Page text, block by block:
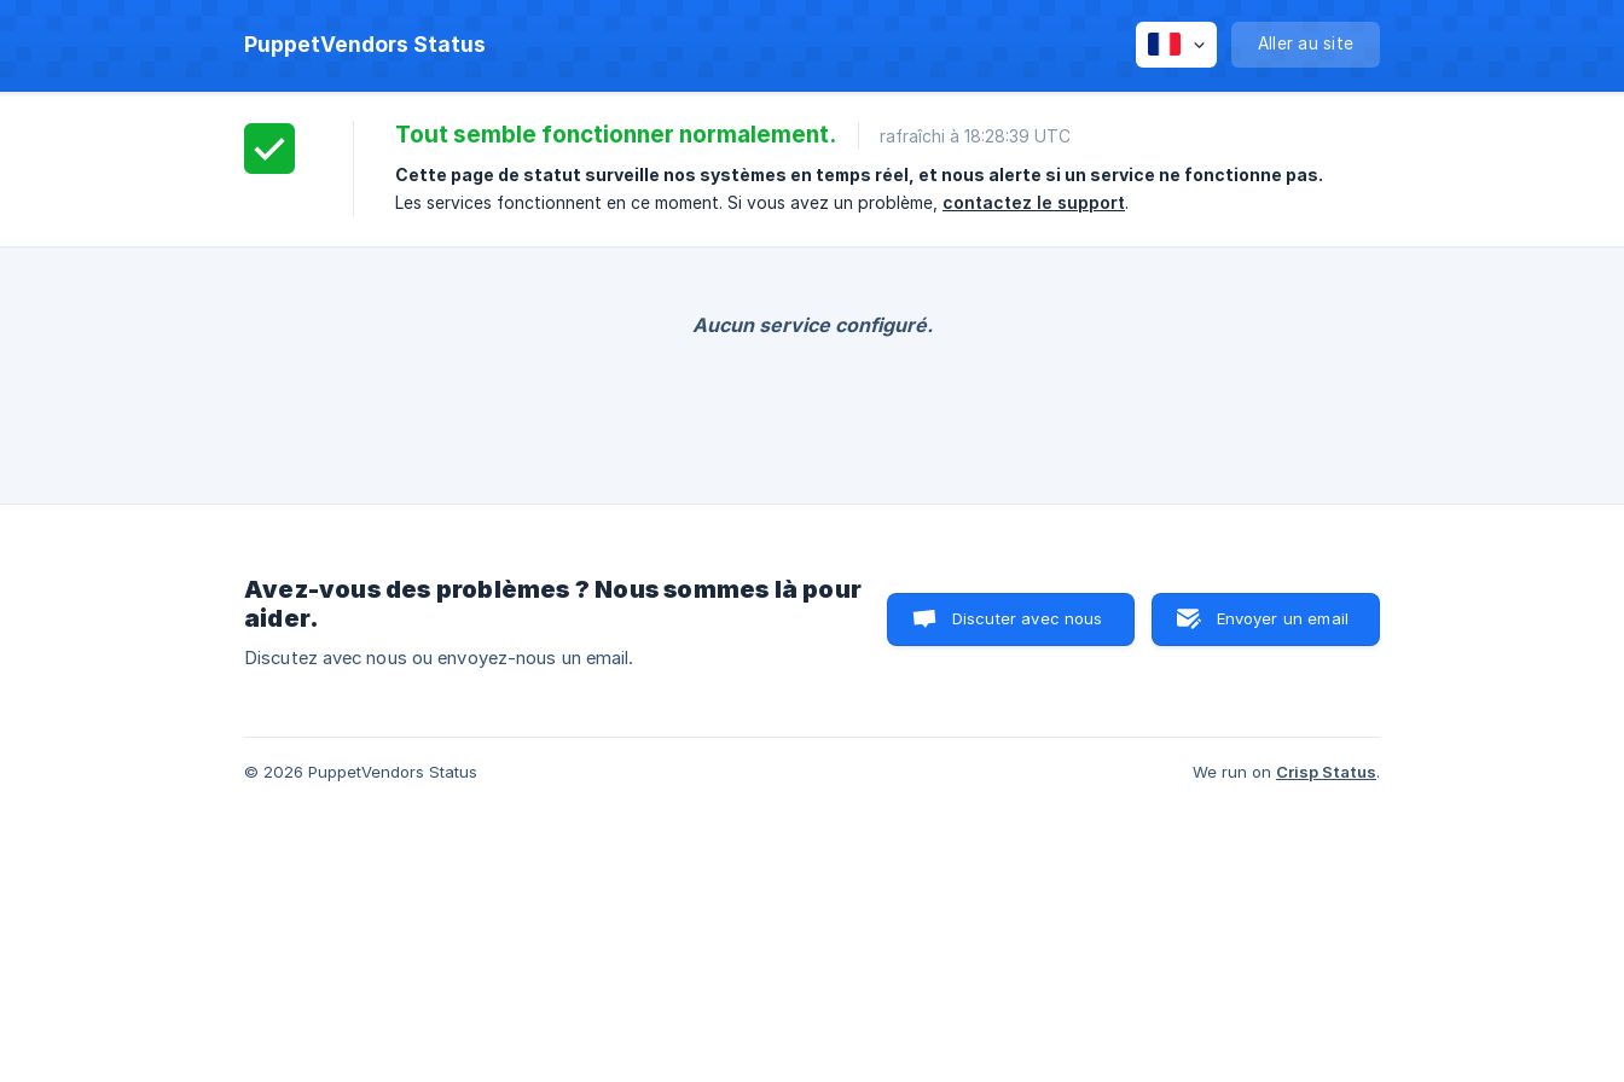
PuppetVendors Status Aller au site
Tout semble fonctionner normalement.
rafraîchi à 18:28:39 UTC
Cette page de statut surveille nos systèmes en temps réel, et nous alerte si un service ne fonctionne pas.
Les services fonctionnent en ce moment. Si vous avez un problème, contactez le support.
Aucun service configuré.
Avez-vous des problèmes ? Nous sommes là pour
aider.
Discutez avec nous ou envoyez-nous un email.
Discuter avec nous Envoyer un email
© 2026 PuppetVendors Status We run on Crisp Status.